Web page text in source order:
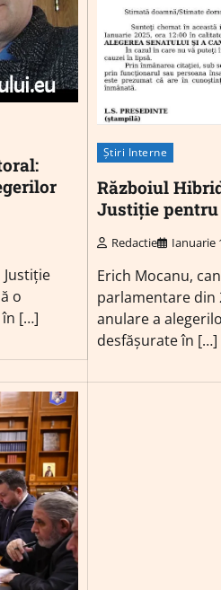
o
în […]
Știri Interne
Războiul
Justiție pentru
Redactie Ianuarie
Erich Mocanu,
parlamentare din
anulare a
desfășurate în […]